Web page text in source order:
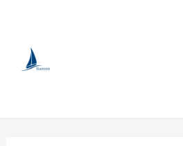
содержимому